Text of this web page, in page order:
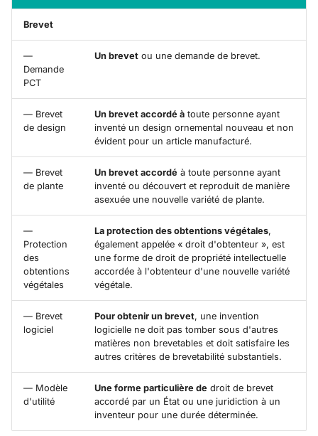
Brevet
—
Demande
PCT
Un brevet ou une demande de brevet.
— Brevet
de design
Un brevet accordé à toute personne ayant
inventé un design ornemental nouveau et non
évident pour un article manufacturé.
— Brevet
de plante
Un brevet accordé à toute personne ayant
inventé ou découvert et reproduit de manière
asexuée une nouvelle variété de plante.
—
Protection
des
obtentions
végétales
La protection des obtentions végétales,
également appelée « droit d'obtenteur », est
une forme de droit de propriété intellectuelle
accordée à l'obtenteur d'une nouvelle variété
végétale.
— Brevet
logiciel
Pour obtenir un brevet, une invention
logicielle ne doit pas tomber sous d'autres
matières non brevetables et doit satisfaire les
autres critères de brevetabilité substantiels.
— Modèle
d'utilité
Une forme particulière de droit de brevet
accordé par un État ou une juridiction à un
inventeur pour une durée déterminée.